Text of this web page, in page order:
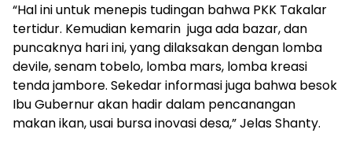
“Hal ini untuk menepis tudingan bahwa PKK Takalar
tertidur. Kemudian kemarin juga ada bazar, dan
puncaknya hari ini, yang dilaksakan dengan lomba
devile, senam tobelo, lomba mars, lomba kreasi
tenda jambore. Sekedar informasi juga bahwa besok
Ibu Gubernur akan hadir dalam pencanangan
makan ikan, usai bursa inovasi desa,” Jelas Shanty.